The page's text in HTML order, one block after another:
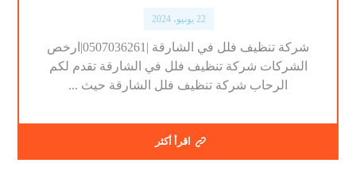
22 يونيو، 2024
شركة تنظيف فلل في الشارقة |0507036261|ارخص
الشركات شركة تنظيف فلل في الشارقة تقدم لكم
الرحاب شركة تنظيف فلل الشارقة حيث ...
اقرأ أكثر